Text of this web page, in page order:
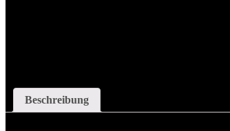
Beschreibung